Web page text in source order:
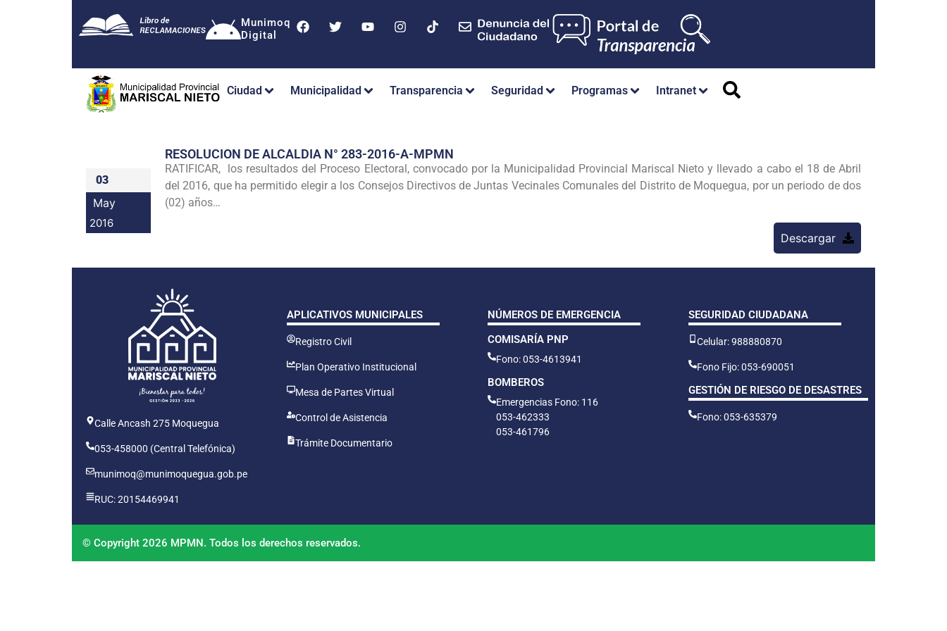
Munimoq
Digital
Ciudad Municipalidad Transparencia Seguridad Programas Intranet
03
May
2016
RESOLUCION DE ALCALDIA N° 283-2016-A-MPMN
RATIFICAR, los resultados del Proceso Electoral, convocado por la Municipalidad Provincial Mariscal Nieto y llevado a cabo el 18 de Abril
del 2016, que ha permitido elegir a los Consejos Directivos de Juntas Vecinales Comunales del Distrito de Moquegua, por un periodo de dos
(02) años…
Descargar
Calle Ancash 275 Moquegua
053-458000 (Central Telefónica)
munimoq@munimoquegua.gob.pe
RUC: 20154469941
APLICATIVOS MUNICIPALES
Registro Civil
Plan Operativo Institucional
Mesa de Partes Virtual
Control de Asistencia
Trámite Documentario
NÚMEROS DE EMERGENCIA
COMISARÍA PNP
Fono: 053-4613941
BOMBEROS
Emergencias Fono: 116
053-462333
053-461796
SEGURIDAD CIUDADANA
Celular: 988880870
Fono Fijo: 053-690051
GESTIÓN DE RIESGO DE DESASTRES
Fono: 053-635379
© Copyright 2026 MPMN. Todos los derechos reservados.